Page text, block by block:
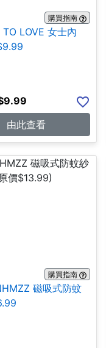
購買指南
TO LOVE 女士內
9.99
由此查看
購買指南
磁吸式防蚊